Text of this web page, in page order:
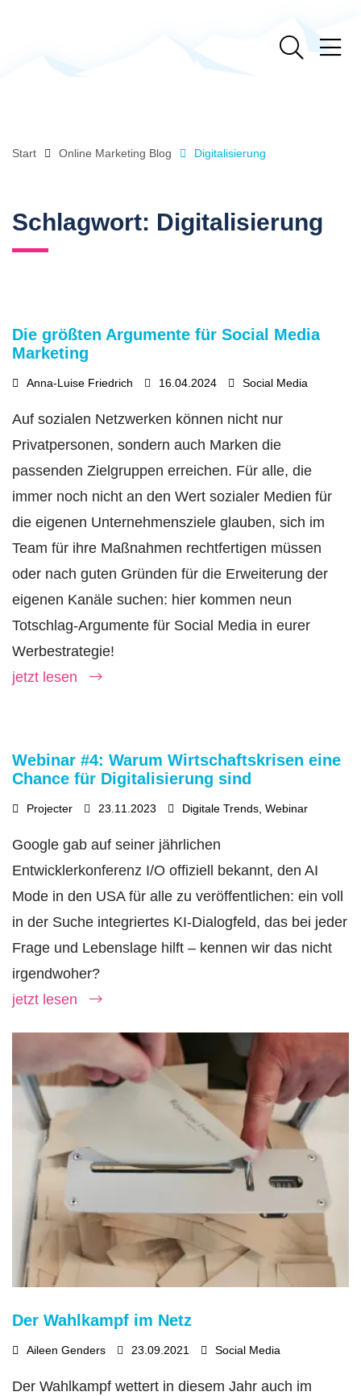
Start Online Marketing Blog Digitalisierung
Schlagwort: Digitalisierung
Die größten Argumente für Social Media
Marketing
Anna-Luise Friedrich 16.04.2024 Social Media
Auf sozialen Netzwerken können nicht nur
Privatpersonen, sondern auch Marken die
passenden Zielgruppen erreichen. Für alle, die
immer noch nicht an den Wert sozialer Medien für
die eigenen Unternehmensziele glauben, sich im
Team für ihre Maßnahmen rechtfertigen müssen
oder nach guten Gründen für die Erweiterung der
eigenen Kanäle suchen: hier kommen neun
Totschlag-Argumente für Social Media in eurer
Werbestrategie!
jetzt lesen
Webinar #4: Warum Wirtschaftskrisen eine
Chance für Digitalisierung sind
Projecter 23.11.2023 Digitale Trends Webinar
Google gab auf seiner jährlichen
Entwicklerkonferenz I/O offiziell bekannt, den AI
Mode in den USA für alle zu veröffentlichen: ein voll
in der Suche integriertes KI-Dialogfeld, das bei jeder
Frage und Lebenslage hilft – kennen wir das nicht
irgendwoher?
jetzt lesen
Der Wahlkampf im Netz
Aileen Genders 23.09.2021 Social Media
Der Wahlkampf wettert in diesem Jahr auch im